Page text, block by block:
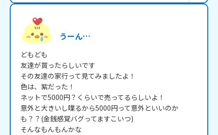
うーん…
どもども
友達が買ったらしいです
その友達の家行って見てみましたよ！
色は、紫だった！
ネットで5000円？くらいで売ってるらしいよ！
意外と大きいし喋るから5000円って意外といいのか
も？？(金銭感覚バグってますこいつ)
そんなもんもんかな